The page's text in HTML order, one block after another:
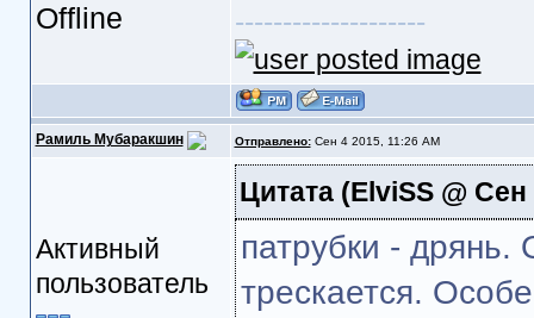
--------------------
Рамиль Мубаракшин Отправлено:Сен 4 2015, 11:26 AM
Активный
пользователь
Цитата(ElviSS @ Сен
патрубки - дрянь.
трескается.